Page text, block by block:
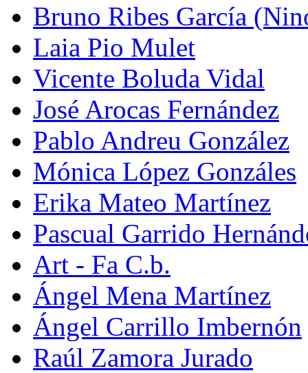
Bruno Ribes García
Laia Pio Mulet
Vicente Boluda Vidal
José Arocas Fernández
Pablo Andreu González
Mónica López Gonzáles
Erika Mateo Martínez
Pascual Garrido
Art - Fa C.b.
Ángel Mena Martínez
Ángel Carrillo Imbernón
Raúl Zamora Jurado